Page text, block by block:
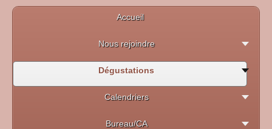
Accueil
Nous rejoindre
Dégustations
Calendriers
Bureau/CA